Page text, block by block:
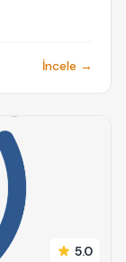
İncele →
5.0